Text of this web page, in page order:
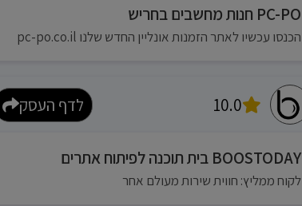
PC-PO חנות מחשבים בחריש
הכנסו עכשיו לאתר הזמנות אונליין החדש שלנו pc-po.co.il
10.0 לדף העסק
BOOSTODAY בית תוכנה לפיתוח אתרים
לקוח ממליץ: חווית שירות מעולם אחר